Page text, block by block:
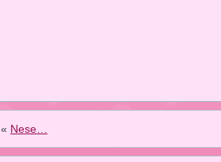
« Nese…